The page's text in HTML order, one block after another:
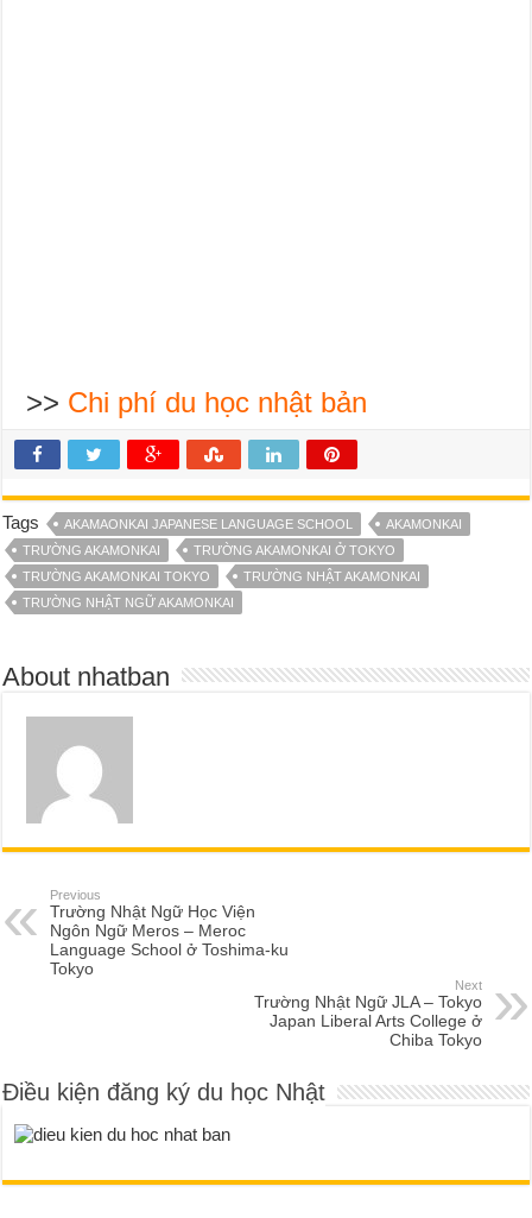
>> Chi phí du học nhật bản
Tags AKAMAONKAI JAPANESE LANGUAGE SCHOOL
AKAMONKAI
TRƯỜNG AKAMONKAI
TRƯỜNG AKAMONKAI Ở TOKYO
TRƯỜNG AKAMONKAI TOKYO
TRƯỜNG NHẬT AKAMONKAI
TRƯỜNG NHẬT NGỮ AKAMONKAI
About nhatban
Previous
Trường Nhật Ngữ Học Viện
Ngôn Ngữ Meros – Meroc
Language School ở Toshima-ku
Tokyo
Next
Trường Nhật Ngữ JLA – Tokyo
Japan Liberal Arts College ở
Chiba Tokyo
Điều kiện đăng ký du học Nhật